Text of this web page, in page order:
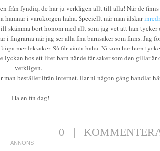
från fyndiq, de har ju verkligen allt till alla! När de finns
i varukorgen haha. Speciellt när man älskar
skämma bort honom med allt som jag vet att han tycker
fingrarna när jag ser alla fina barnsaker som finns. Jag
mer leksaker. Så får vänta haha. Ni som har barn
hos ett litet barn när de får saker som den gillar är
verkligen.
beställer ifrån internet. Har ni någon gång handlat
Ha en fin dag!
0 |